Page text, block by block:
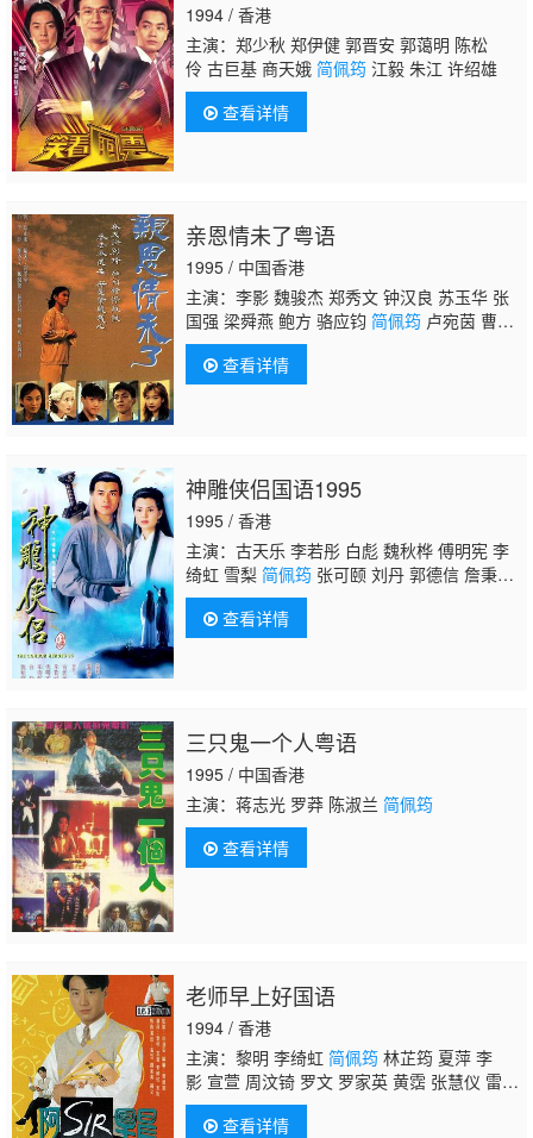
1994 / 香港
主演：郑少秋 郑伊健 郭晋安 郭蔼明 陈松
伶 古巨基 商天娥 简佩筠江毅 朱江 许绍雄
查看详情
亲恩情未了粤语
1995 / 中国香港
主演：李影 魏骏杰 郑秀文 钟汉良 苏玉华 张
国强 梁舜燕 鲍方 骆应钧 简佩筠卢宛茵 曹永
廉
查看详情
神雕侠侣国语1995
1995 / 香港
主演：古天乐 李若彤 白彪 魏秋桦 傅明宪 李
绮虹 雪梨 简佩筠张可颐 刘丹 郭德信 詹秉
熙 朱铁和 骆应钧 吴家辉 李家强 戴志伟 江
毅 黄仲匡 张翼 苏玉华 黎耀祥 李国麟 吴家
乐 李子雄 何洁珊 李耀景 冯晓文 刘江 李丽
云 陈狄克 廖丽丽 陈安莹 虞天伟 博君 游飙 吕
剑光 孙季卿 区岳 罗君左 戴少民 邓汝超 伍文
生 汤俊明 张宏伟 薛纯基 何金灵 简文达
查看详情
三只鬼一个人粤语
1995 / 中国香港
主演：蒋志光 罗莽 陈淑兰 简佩筠
查看详情
老师早上好国语
1994 / 香港
主演：黎明 李绮虹 简佩筠林芷筠 夏萍 李
影 宣萱 周汶锜 罗文 罗家英 黄霑 张慧仪 雷宇
扬 古天乐
查看详情